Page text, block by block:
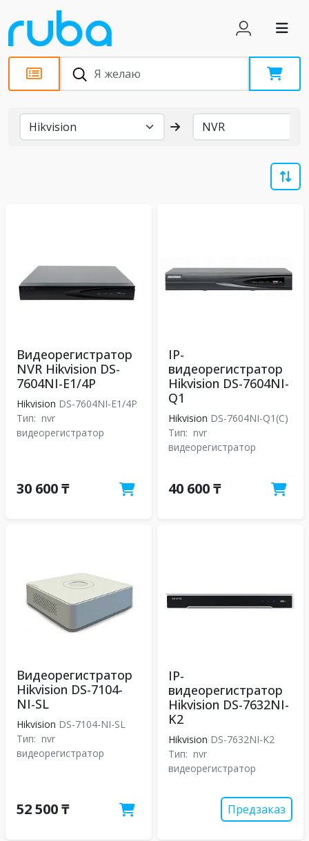
Бренды
Видеорегистратор
NVR Hikvision DS-
7604NI-E1/4P
Hikvision DS-7604NI-E1/4P
Тип: nvr
видеорегистратор
30 600 ₸
IP-
видеорегистратор
Hikvision DS-7604NI-
Q1
Hikvision DS-7604NI-Q1(C)
Тип: nvr
видеорегистратор
40 600 ₸
Видеорегистратор
Hikvision DS-7104-
NI-SL
Hikvision DS-7104-NI-SL
Тип: nvr
видеорегистратор
52 500 ₸
IP-
видеорегистратор
Hikvision DS-7632NI-
K2
Hikvision DS-7632NI-K2
Тип: nvr
видеорегистратор
Предзаказ